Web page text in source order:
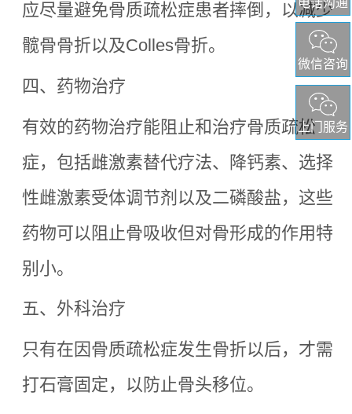
电话沟通
微信咨询
上门服务
应尽量避免骨质疏松症患者摔倒，以减少
髋骨骨折以及Colles骨折。
四、药物治疗
有效的药物治疗能阻止和治疗骨质疏松
症，包括雌激素替代疗法、降钙素、选择
性雌激素受体调节剂以及二磷酸盐，这些
药物可以阻止骨吸收但对骨形成的作用特
别小。
五、外科治疗
只有在因骨质疏松症发生骨折以后，才需
打石膏固定，以防止骨头移位。